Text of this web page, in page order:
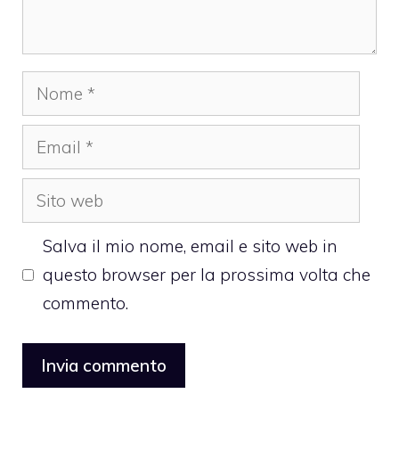
Nome
Email
Sito
web
Salva il mio nome, email e sito web in
questo browser per la prossima volta che
commento.